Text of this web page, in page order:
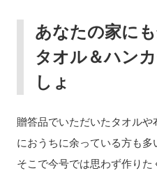
あなたの家に
タオル＆ハン
しょ
贈答品でいただいたタオル
におうちに余っている方も多
そこで今号では思わず作り